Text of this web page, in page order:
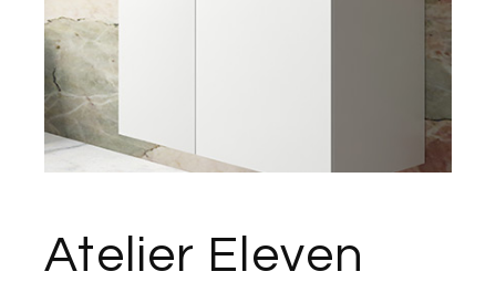
Atelier Eleven